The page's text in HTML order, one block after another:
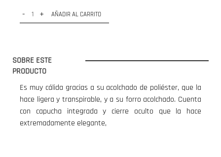
- + AÑADIR AL CARRITO
SOBRE ESTE
PRODUCTO
Es muy cálida gracias a su acolchado de poliéster, que la
hace ligera y transpirable, y a su forro acolchado. Cuenta
con capucha integrada y cierre oculto que la hace
extremadamente elegante,